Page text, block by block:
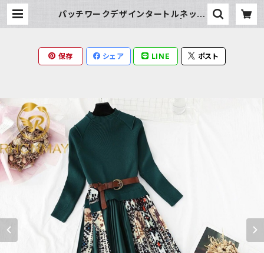
パッチワークデザインタートルネック
保存 シェア LINE ポスト